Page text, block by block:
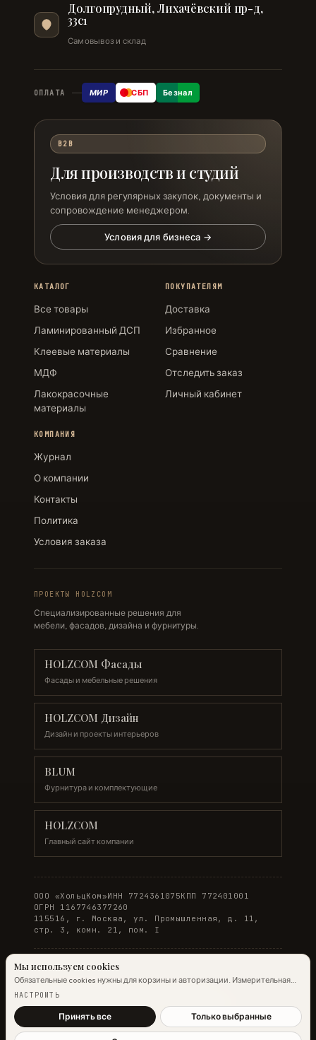
Долгопрудный, Лихачёвский пр-д,
33с1
Самовывоз и склад
ОПЛАТА МИР СБП Безнал
B2B
Для производств и студий
Условия для регулярных закупок, документы и
сопровождение менеджером.
Условия для бизнеса →
КАТАЛОГ
Все товары
Ламинированный ДСП
Клеевые материалы
МДФ
Лакокрасочные
материалы
ПОКУПАТЕЛЯМ
Доставка
Избранное
Сравнение
Отследить заказ
Личный кабинет
КОМПАНИЯ
Журнал
О компании
Контакты
Политика
Условия заказа
ПРОЕКТЫ HOLZCOM
Специализированные решения для
мебели, фасадов, дизайна и фурнитуры.
HOLZCOM Фасады
Фасады и мебельные решения
HOLZCOM Дизайн
Дизайн и проекты интерьеров
BLUM
Фурнитура и комплектующие
HOLZCOM
Главный сайт компании
ООО «ХольцКом»ИНН 7724361075КПП 772401001
ОГРН 1167746377260
115516, г. Москва, ул. Промышленная, д. 11,
стр. 3, комн. 21, пом. I
© 2026 WOODONLINE. Все права защищены.
Мы используем cookies
Обязательные cookies нужны для корзины и авторизации. Измерительная
аналитика Яндекс.Метрики работает на обычных страницах всегда;
Подробнее →
НАСТРОИТЬ
Принять все Только выбранные